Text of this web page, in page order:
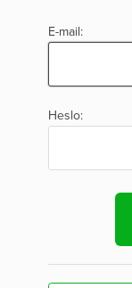
E-mail:
Heslo: